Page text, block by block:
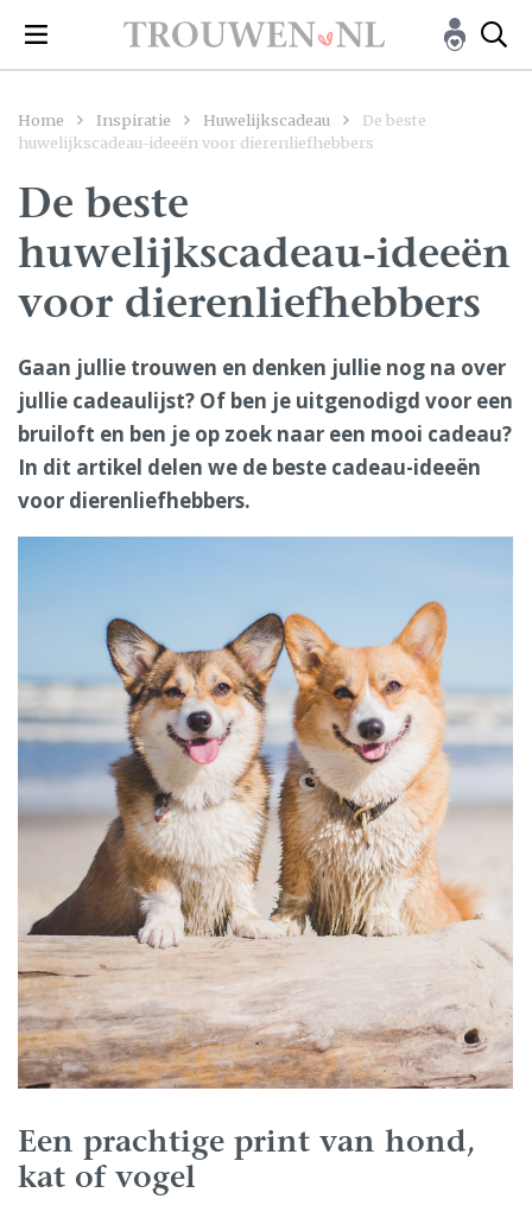
Home Inspiratie Huwelijkscadeau
De beste
huwelijkscadeau-ideeën voor dierenliefhebbers
De beste
huwelijkscadeau-ideeën
voor dierenliefhebbers
Gaan jullie trouwen en denken jullie nog na over
jullie cadeaulijst? Of ben je uitgenodigd voor een
bruiloft en ben je op zoek naar een mooi cadeau?
In dit artikel delen we de beste cadeau-ideeën
voor dierenliefhebbers.
Een prachtige print van hond,
kat of vogel